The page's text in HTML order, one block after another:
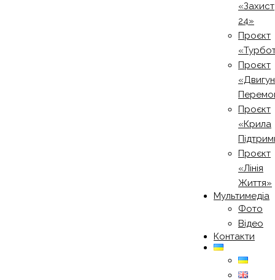
«Захист
24»
Проєкт
Проєкт
Проєкт
«Крила
Проєкт
«Лінія
Життя»
Мультимедіа
Фото
Відео
Контакти